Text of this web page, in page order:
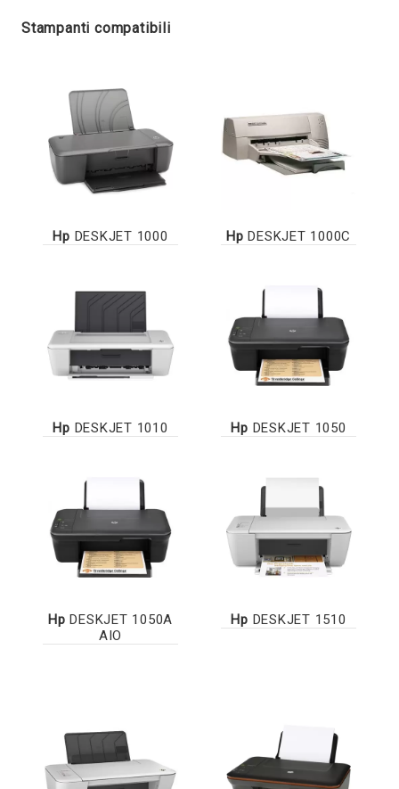
Stampanti compatibili
Hp DESKJET 1000 Hp DESKJET 1000C
Hp DESKJET 1010 Hp DESKJET 1050
Hp DESKJET 1050A
AIO
Hp DESKJET 1510